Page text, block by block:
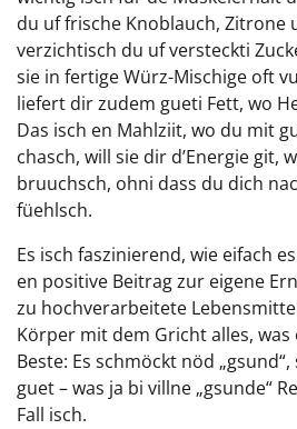
du uf frische Knoblauch, Zitrone
verzichtisch du uf versteckti
sie in fertige Würz-Mischige oft
liefert dir zudem gueti Fett, wo
Das isch en Mahlziit, wo du mit
chasch, will sie dir d’Energie git,
bruuchsch, ohni dass du dich
füehlsch.
Es isch faszinierend, wie eifach
en positive Beitrag zur eigene
zu hochverarbeitete
Körper mit dem Gricht alles,
Beste: Es schmöckt nöd
guet – was ja bi villne „gsunde“
Fall isch.